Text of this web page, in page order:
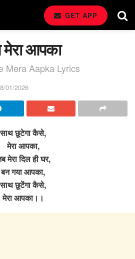
GET APP
आपका
Mera Aapka Lyrics
01/2026
साथ छूटेगा कैसे,
मेरा आपका,
मेरा दिल ही घर,
बन गया आपका,
साथ छूटेंगा कैसे,
मेरा आपका।।